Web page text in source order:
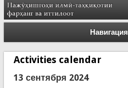
Навигация
Activities calendar
13 сентября 2024